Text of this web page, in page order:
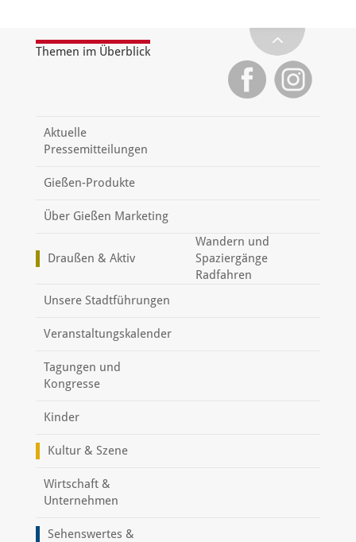
Themen im Überblick
Aktuelle
Pressemitteilungen
Gießen-Produkte
Über Gießen Marketing
Draußen & Aktiv
Wandern und
Spaziergänge
Radfahren
Unsere Stadtführungen
Veranstaltungskalender
Tagungen und
Kongresse
Kinder
Kultur & Szene
Wirtschaft &
Unternehmen
Sehenswertes &